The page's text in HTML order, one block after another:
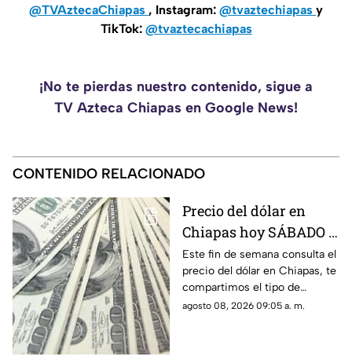
@TVAztecaChiapas , Instagram: @tvaztechiapas y
TikTok: @tvaztecachiapas
¡No te pierdas nuestro contenido, sigue a
TV Azteca Chiapas en Google News!
CONTENIDO RELACIONADO
Precio del dólar en
Chiapas hoy SÁBADO 8
de agosto de 2026: Tipo
de cambio para
COMPRA y VENTA
Este fin de semana consulta el
precio del dólar en Chiapas, te
compartimos el tipo de
cambio promedio, así como
agosto 08, 2026 09:05 a. m.